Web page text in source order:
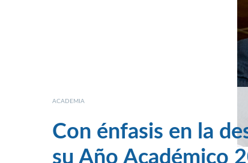
ACADEMIA
Con énfasis en la
su Año Académico